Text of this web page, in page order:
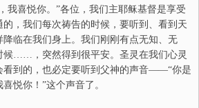
我喜悦你。 ”各位，我们主耶稣基督是享受
，我们每次祷告的时候，要听到、看到天
临在我们身上。我们刚刚有点无知、无
候……，突然得到很平安。圣灵在我们心灵
看到的，也必定要听到父神的声音——“你是
悦你！”这个声音了。